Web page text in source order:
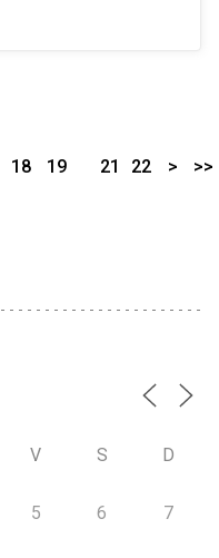
18
19
21 22 > >>
V S D
5 6 7